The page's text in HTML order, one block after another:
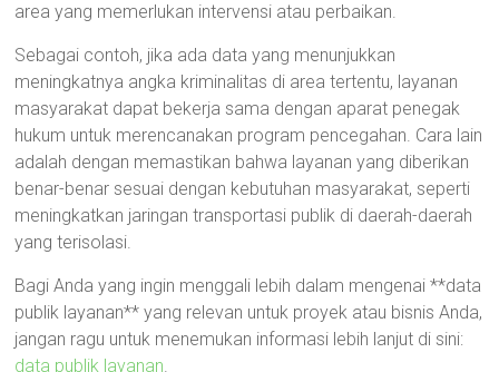
area yang memerlukan intervensi atau perbaikan.
Sebagai contoh, jika ada data yang menunjukkan
meningkatnya angka kriminalitas di area tertentu, layanan
masyarakat dapat bekerja sama dengan aparat penegak
hukum untuk merencanakan program pencegahan. Cara lain
adalah dengan memastikan bahwa layanan yang diberikan
benar-benar sesuai dengan kebutuhan masyarakat, seperti
meningkatkan jaringan transportasi publik di daerah-daerah
yang terisolasi.
Bagi Anda yang ingin menggali lebih dalam mengenai **data
publik layanan** yang relevan untuk proyek atau bisnis Anda,
jangan ragu untuk menemukan informasi lebih lanjut di sini:
data publik layanan.